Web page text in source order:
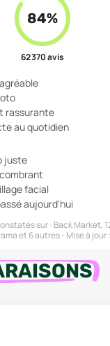
84%
62 370avis
rassurante
au quotidien
juste
facial
aujourd'hui
sur : Back Market,
et 6 autres Mise à jour :